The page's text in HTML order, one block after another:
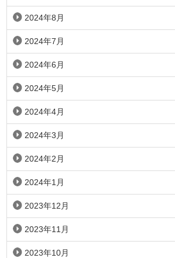
2024年8月
2024年7月
2024年6月
2024年5月
2024年4月
2024年3月
2024年2月
2024年1月
2023年12月
2023年11月
2023年10月